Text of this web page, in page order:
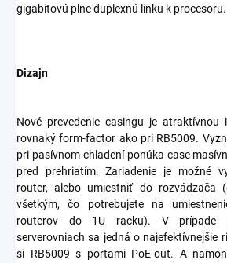
gigabitovú plne duplexnú linku k procesoru.
Dizajn
Nové prevedenie casingu je atraktívnou
rovnaký form-factor ako pri RB5009.
pri pasívnom chladení ponúka case
pred prehriatím. Zariadenie je možné
router, alebo umiestniť do rozvádzača
všetkým, čo potrebujete na
routerov do 1U racku). V prípade
serverovniach sa jedná o najefektívnejšie
si RB5009 s portami PoE-out. A